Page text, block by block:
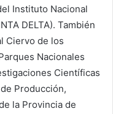
Instituto Nacional
DELTA). También
Ciervo de los
Nacionales
Científicas
Producción,
la Provincia de